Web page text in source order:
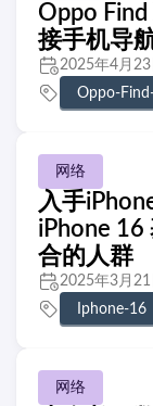
Oppo
接手机导
2025年4月23
Oppo-
网络
入手
iPhone 16
合的人群
2025年3月21
Iphone-16
网络